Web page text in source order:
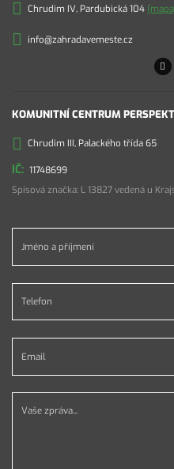
Chrudim IV, Pardubická 104
info@zahradavemeste.cz
KOMUNITNÍ CENTRUM
Chrudim III, Palackého třída 65
11748699
Spisová značka: L 13827 vedená u
Jméno a příjmení *
Telefon *
Email *
Vaše zpráva...